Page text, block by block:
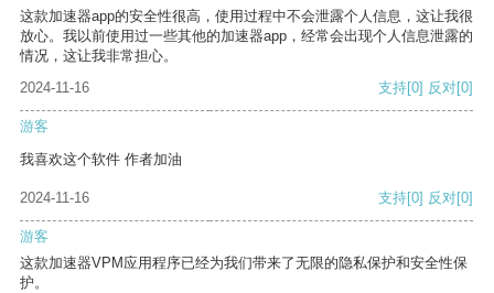
这款加速器app的安全性很高，使用过程中不会泄露个人信息，这让我很
放心。我以前使用过一些其他的加速器app，经常会出现个人信息泄露的
情况，这让我非常担心。
2024-11-16
支持[0] 反对[0]
游客
我喜欢这个软件 作者加油
2024-11-16 支持[0] 反对[0]
游客
这款加速器VPM应用程序已经为我们带来了无限的隐私保护和安全性保
护。